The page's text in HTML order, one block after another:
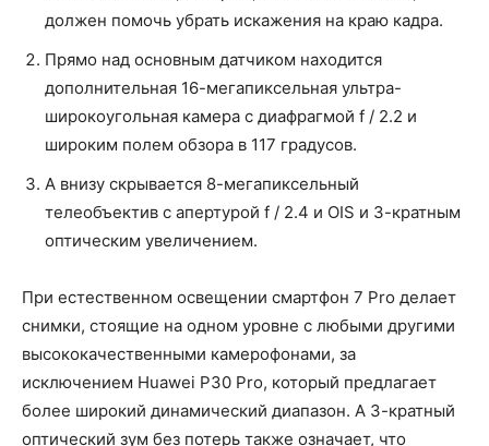
должен помочь убрать искажения на краю кадра.
Прямо над основным датчиком находится
дополнительная 16-мегапиксельная ультра-
широкоугольная камера с диафрагмой f / 2.2 и
широким полем обзора в 117 градусов.
А внизу скрывается 8-мегапиксельный
телеобъектив с апертурой f / 2.4 и OIS и 3-кратным
оптическим увеличением.
При естественном освещении смартфон 7 Pro делает
снимки, стоящие на одном уровне с любыми другими
высококачественными камерофонами, за
исключением Huawei P30 Pro, который предлагает
более широкий динамический диапазон. А 3-кратный
оптический зум без потерь также означает, что